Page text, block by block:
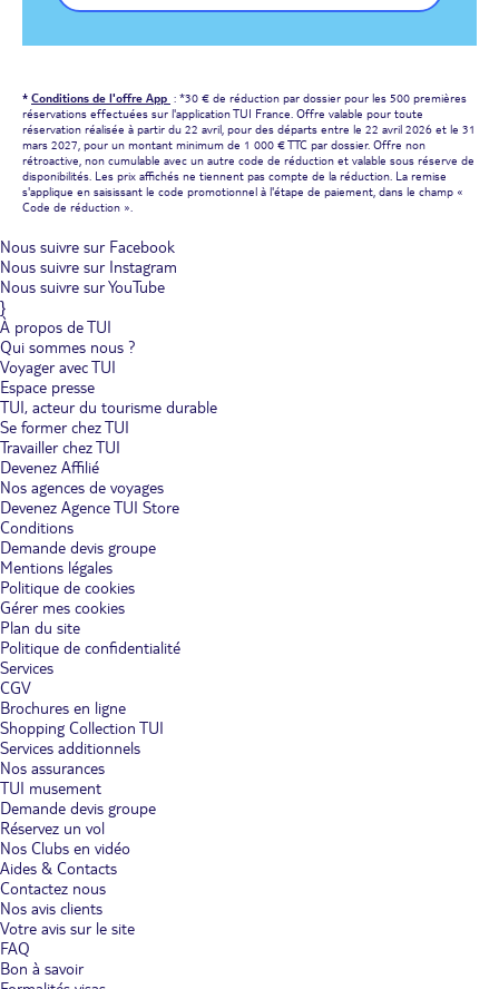
* Conditions de l'offre App : *30 € de réduction par dossier pour les 500 premières
réservations effectuées sur l'application TUI France. Offre valable pour toute
réservation réalisée à partir du 22 avril, pour des départs entre le 22 avril 2026 et le 31
mars 2027, pour un montant minimum de 1 000 € TTC par dossier. Offre non
rétroactive, non cumulable avec un autre code de réduction et valable sous réserve de
disponibilités. Les prix affichés ne tiennent pas compte de la réduction. La remise
s'applique en saisissant le code promotionnel à l'étape de paiement, dans le champ «
Code de réduction ».
Nous suivre sur Facebook
Nous suivre sur Instagram
Nous suivre sur YouTube
}
À propos de TUI
Qui sommes nous ?
Voyager avec TUI
Espace presse
TUI, acteur du tourisme durable
Se former chez TUI
Travailler chez TUI
Devenez Affilié
Nos agences de voyages
Devenez Agence TUI Store
Conditions
Demande devis groupe
Mentions légales
Politique de cookies
Gérer mes cookies
Plan du site
Politique de confidentialité
Services
CGV
Brochures en ligne
Shopping Collection TUI
Services additionnels
Nos assurances
TUI musement
Demande devis groupe
Réservez un vol
Nos Clubs en vidéo
Aides & Contacts
Contactez nous
Nos avis clients
Votre avis sur le site
FAQ
Bon à savoir